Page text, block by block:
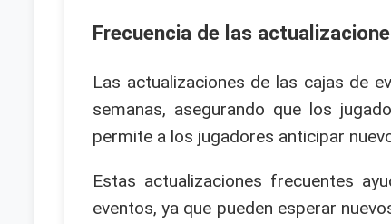
Frecuencia de las
Las actualizaciones de las cajas de
semanas, asegurando que los
permite a los jugadores anticipar
Estas actualizaciones frecuentes
eventos, ya que pueden esperar